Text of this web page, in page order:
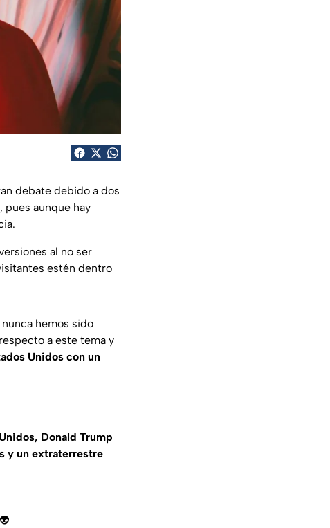
debate debido a dos
, pues aunque hay
al no ser
estén dentro
hemos sido
a este tema y
Unidos con un
Donald Trump
y un extraterrestre